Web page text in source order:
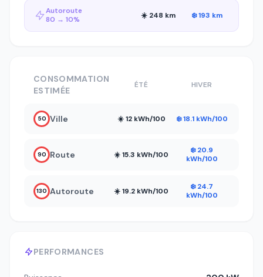
Autoroute
80 → 10%
☀️ 248 km ❄️ 193 km
PERFORMANCES
CONSOMMATION
ESTIMÉE
ÉTÉ HIVER
50 Ville ☀️ 12 kWh/100 ❄️ 18.1 kWh/100
90 Route ☀️ 15.3 kWh/100
❄️ 20.9
kWh/100
130 Autoroute ☀️ 19.2 kWh/100
❄️ 24.7
kWh/100